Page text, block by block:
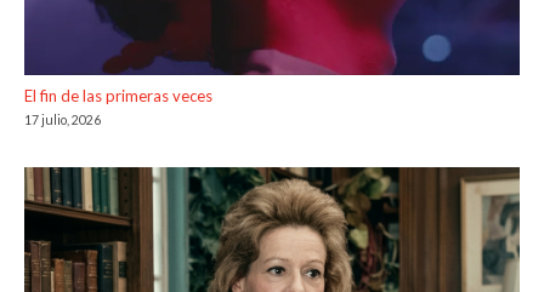
El fin de las primeras veces
17 julio, 2026